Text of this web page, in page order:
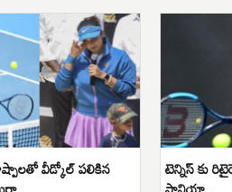
వీడ్కోల్ పలికిన టెన్నిస్ కు